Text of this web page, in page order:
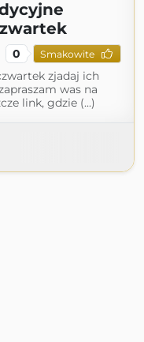
0 Smakowite
zjadaj ich
was na
link, gdzie (...)